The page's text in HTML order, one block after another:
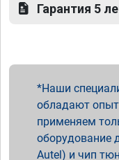
Гарантия 5
Наши
обладают
применяем
оборудование
Autel) и чип